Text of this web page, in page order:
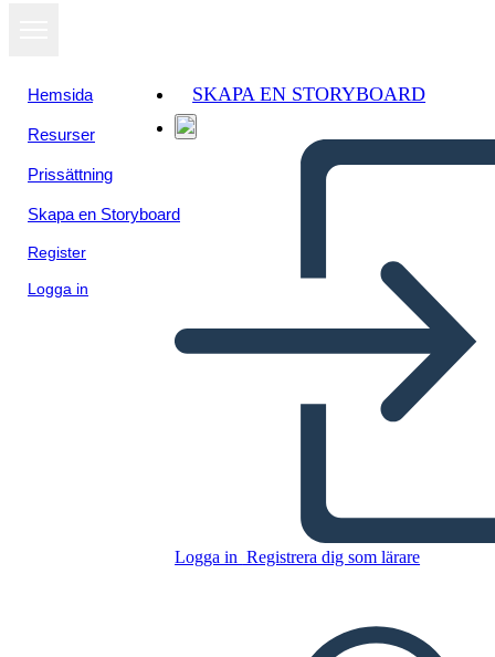
Hemsida
Resurser
Prissättning
Skapa en Storyboard
Register
Logga in
SKAPA EN STORYBOARD
Logga in Registrera dig som lärare
Шаблон, ГРОЗДЕ Графичен